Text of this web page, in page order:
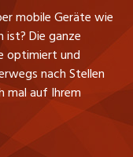
mobile Geräte wie
Die ganze
optimiert und
nach Stellen
mal auf Ihrem